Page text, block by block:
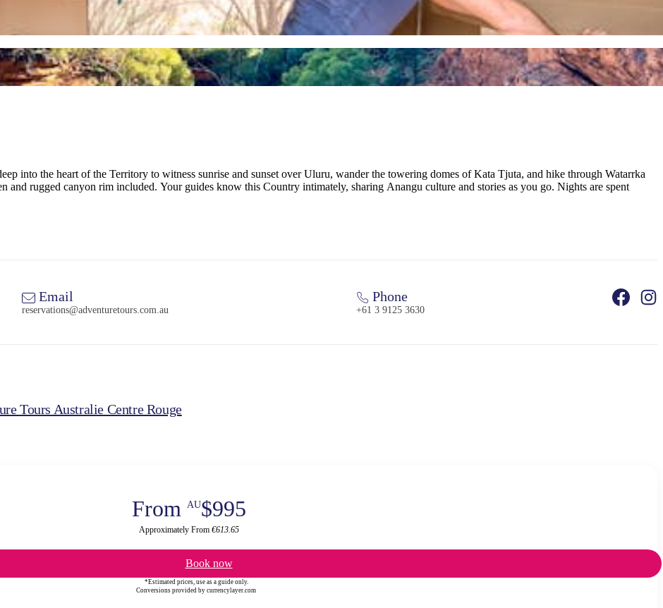
into the heart of the Territory to witness sunrise and sunset over Uluru, wander the towering domes of Kata Tjuta, and hike through Watarrka
rugged canyon rim included. Your guides know this Country intimately, sharing Anangu culture and stories as you go. Nights are spent
Email
reservations@adventuretours.com.au
Phone
+61 3 9125 3630
Tours Australie Centre Rouge
From AU$995
Approximately From €613.65
Book now
*Estimated prices, use as a guide only.
Conversions provided by currencylayer.com